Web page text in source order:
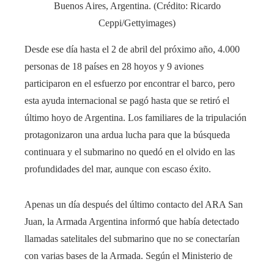
Buenos Aires, Argentina. (Crédito: Ricardo
Ceppi/Gettyimages)
Desde ese día hasta el 2 de abril del próximo año, 4.000
personas de 18 países en 28 hoyos y 9 aviones
participaron en el esfuerzo por encontrar el barco, pero
esta ayuda internacional se pagó hasta que se retiró el
último hoyo de Argentina. Los familiares de la tripulación
protagonizaron una ardua lucha para que la búsqueda
continuara y el submarino no quedó en el olvido en las
profundidades del mar, aunque con escaso éxito.
Apenas un día después del último contacto del ARA San
Juan, la Armada Argentina informó que había detectado
llamadas satelitales del submarino que no se conectarían
con varias bases de la Armada. Según el Ministerio de